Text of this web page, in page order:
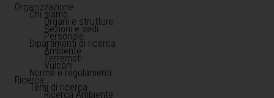
Organizzazione
Chi siamo
Organi e strutture
Sezioni e sedi
Personale
Dipartimenti di ricerca
Ambiente
Terremoti
Vulcani
Norme e regolamenti
Ricerca
Temi di ricerca
Ricerca Ambiente